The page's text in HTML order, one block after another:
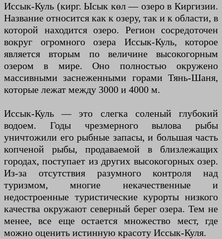
Иссык-Куль (кирг. Ысык көл — озеро в Киргизии.
Название относится как к озеру, так и к области, в
которой находится озеро. Регион сосредоточен
вокруг огромного озера Иссык-Куль, которое
является вторым по величине высокогорным
озером в мире. Оно полностью окружено
массивными заснеженными горами Тянь-Шаня,
которые лежат между 3000 и 4000 м.
Иссык-Куль — это слегка соленый глубокий
водоем. Годы чрезмерного вылова рыбы
уничтожили его рыбные запасы, и большая часть
копченой рыбы, продаваемой в близлежащих
городах, поступает из других высокогорных озер.
Из-за отсутствия разумного контроля над
туризмом, многие некачественные и
недостроенные туристические курорты низкого
качества окружают северный берег озера. Тем не
менее, все еще остается множество мест, где
можно оценить истинную красоту Иссык-Куля.